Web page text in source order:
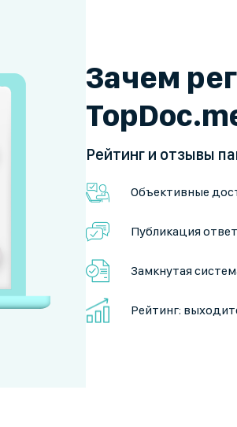
Зачем
Рейтинг и отзывы
Объективные
Публикация
Замкнутая
Рейтинг: